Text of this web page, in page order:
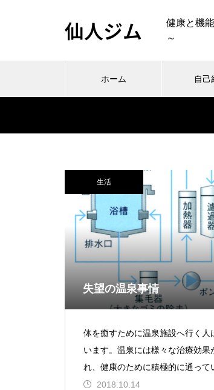
仙人ジム
健康と機
～
ホーム 自己
生活
失望の温泉事情
体を癒すために温泉施設へ行く人
います。温泉には様々な治療効果
れ、健康のために積極的に通って
る事でしょう。旅行と合わせて有
2018.10.14